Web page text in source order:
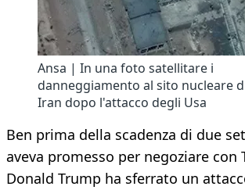
Ansa | In una foto satellitare i
danneggiamento al sito nucleare
Iran dopo l'attacco degli Usa
Ben prima della scadenza di due
aveva promesso per negoziare con
Donald Trump ha sferrato un